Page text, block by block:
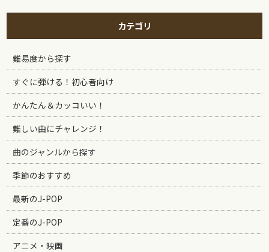
カテゴリ
難易度から探す
すぐに弾ける！初心者向け
かんたん＆カッコいい！
難しい曲にチャレンジ！
曲のジャンルから探す
季節のおすすめ
最新のJ-POP
定番のJ-POP
アニメ・映画